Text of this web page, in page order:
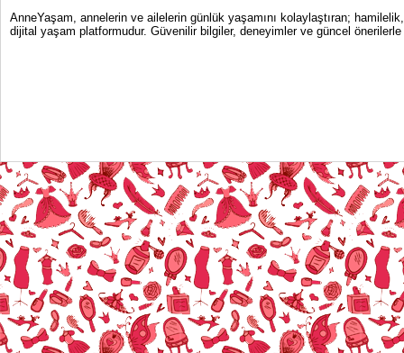
AnneYaşam, annelerin ve ailelerin günlük yaşamını kolaylaştıran;
dijital yaşam platformudur. Güvenilir bilgiler, deneyimler ve güncel